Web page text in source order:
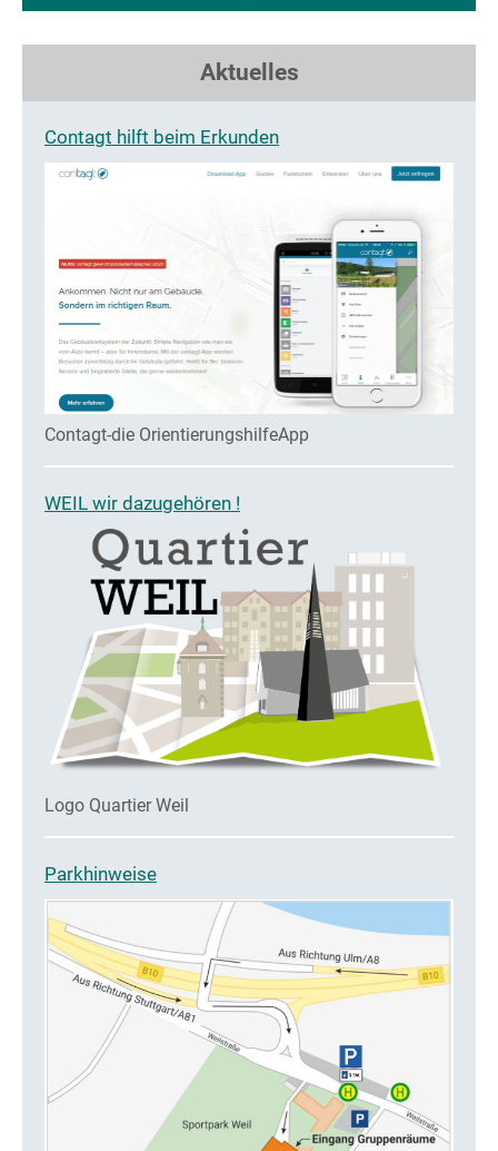
Aktuelles
Contagt hilft beim Erkunden
Contagt-die OrientierungshilfeApp
WEIL wir dazugehören !
Logo Quartier Weil
Parkhinweise